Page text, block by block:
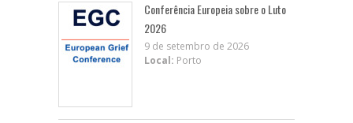
Conferência Europeia sobre o Luto
2026
9 de setembro de 2026
Local: Porto